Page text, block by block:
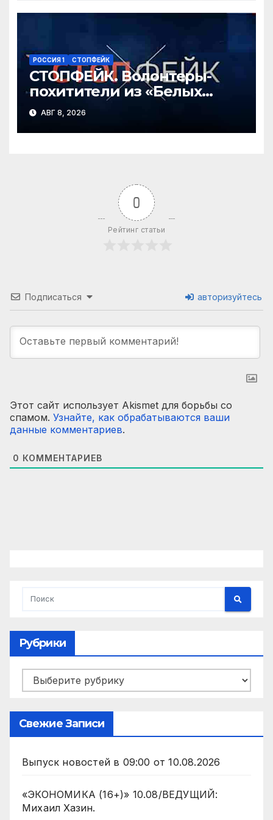
РОССИЯ 1 СТОПФЕЙК
СТОПФЕЙК. Волонтеры-
похитители из «Белых
ангелов» силой заставляют
мирных жителей покидать
свои дома
АВГ 8, 2026
0
Рейтинг статьи
Подписаться авторизуйтесь
Этот сайт использует Akismet для борьбы со
спамом. Узнайте, как обрабатываются ваши
данные комментариев.
0 КОММЕНТАРИЕВ
Рубрики
Рубрики
Свежие Записи
Выпуск новостей в 09:00 от 10.08.2026
«ЭКОНОМИКА (16+)» 10.08/ВЕДУЩИЙ:
Михаил Хазин.